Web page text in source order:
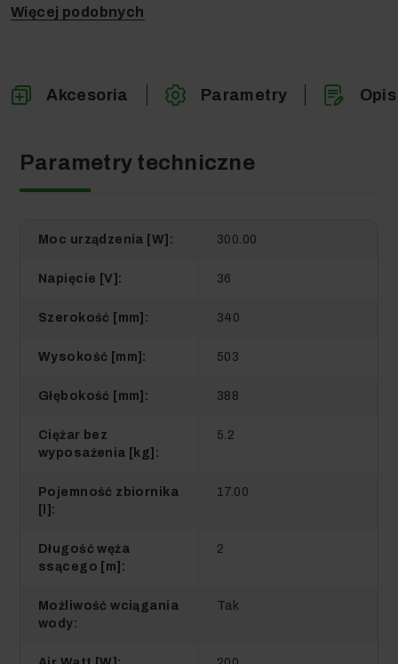
Więcej podobnych
Akcesoria Parametry Opis
Parametry techniczne
Moc urządzenia [W]: 300.00
Napięcie [V]: 36
Szerokość [mm]: 340
Wysokość [mm]: 503
Głębokość [mm]: 388
Ciężar bez
wyposażenia [kg]:
5.2
Pojemność zbiornika
[l]:
17.00
Długość węża
ssącego [m]:
2
Możliwość wciągania
wody:
Tak